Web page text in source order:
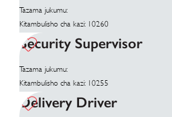
Tazama jukumu:
Kitambulisho cha kazi: 10260
Security Supervisor
Tazama jukumu:
Kitambulisho cha kazi: 10255
Delivery Driver